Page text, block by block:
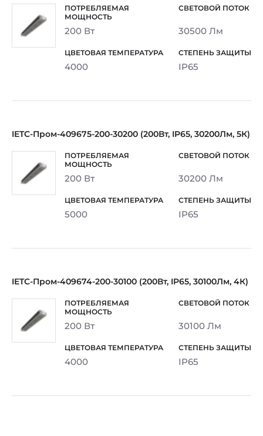
200 Вт 30500 Лм
4000 IP65
IETC-Пром-409675-200-30200 (200Вт, IP65, 30200Лм, 5К)
200 Вт 30200 Лм
5000 IP65
IETC-Пром-409674-200-30100 (200Вт, IP65, 30100Лм, 4К)
200 Вт 30100 Лм
4000 IP65